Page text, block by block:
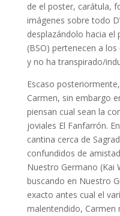
de el poster, carátula,
imágenes sobre todo
desplazándolo hacia el
(BSO) pertenecen a
y no ha transpirado/
Escaso
Carmen, sin embargo
piensan cual sean la
joviales El Fanfarrón.
cantina cerca de
confundidos de
Nuestro Germano (Kai
buscando en Nuestro
exacto antes cual el
malentendido, Carmen